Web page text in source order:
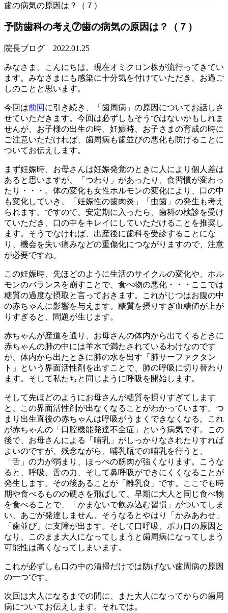
歯の病気の原因は？（７）
予防歯科の考え⑦歯の病気の原因は？（７）
院長ブログ 2022.01.25
みなさま、こんにちは。現在オミクロン株が流行ってきてい
ます。みなさまにも感染に十分気を付けていただき、お過ご
しのことと思います。
今回は前回 に引き続き、「歯周病」の原因についてお話しさ
せていただきます。今回は必ずしもそうではないかもしれま
せんが、お子様の出生の時、妊娠時、お子さまの育成の時に
ご注意いただければ、歯周病も歯並びの悪化も防げることに
ついてお伝えします。
まず妊娠時、お母さんは妊娠発覚のときに人により個人差は
あると思いますが、「つわり」があったり、食習慣が変わっ
たり・・・。体の変化も女性ホルモンの変化により、口の中
も変化していき、「妊娠性の歯肉炎」「虫歯」の発生も考え
られます。ですので、安定期に入ったら、歯科の検診を受け
ていただき、口の中をキレイにしていただけることを推奨し
ます。そうでなければ、出産後に歯科を受診することにな
り、機会を失い痛みなどの重傷化につながりますので、注意
が必要ですね。
この妊娠時、先ほどのように生活のサイクルの変化や、ホル
モンのバランスを崩すことで、食べ物の悪化・・・ここでは
糖質の過度な摂取と言っておきます。これがじつはお腹の中
の赤ちゃんに影響を与えます。糖質を摂りすぎ血糖値が上が
りすぎると、問題が生じます。
赤ちゃんが産道を通り、お母さんの体内から出てくるときに
赤ちゃんの肺の中には羊水で満たされているわけなのです
が、体内から出たときに肺の水を出す「肺サーファクタン
ト」という界面活性剤を出すことで、肺の呼吸に切り替わり
ます。そして私たちと同じように呼吸を開始します。
そして先ほどのようにお母さんが糖質を摂りすぎてします
と、この界面活性剤が出なくなることがわかっています。つ
まり出生直後の赤ちゃんは呼吸がうまくできなくなる。これ
が赤ちゃんの「口腔機能発達不全症」という病気です。この
後で、お母さんによる「哺乳」がしっかりなされたりすれば
よいのですが、残念ながら、哺乳瓶での哺乳を行うと、
「舌」の力が弱まり、ほっぺの筋肉が強くなります。こうな
ると、呼吸、舌の力、そして鼻呼吸ができにくくなることが
発生します。その後あることが「離乳食」です。ここでも時
期や食べるものの硬さを飛ばして、早期に大人と同じ食べ物
を食べることで、「かまないで飲み込む習慣」がついてしま
い、あごが発達しません。そうなるとやはり「かみあわせ」
「歯並び」に支障が出ます。そして口呼吸、ポカ口の原因と
なり、このまま大人になってしまうと歯周病になってしまう
可能性は高くなってしまいます。
これが必ずしも口の中の清掃だけでは防げない歯周病の原因
の一つです。
次回は大人になるまでの間に、また大人になってからの歯周
病についてお伝えします。それでは。